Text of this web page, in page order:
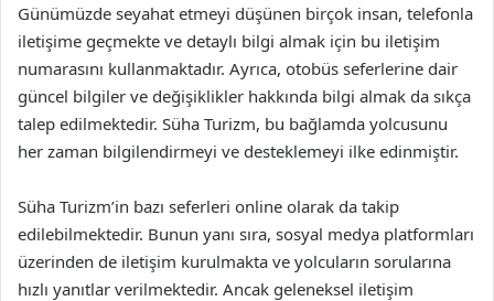
Günümüzde seyahat etmeyi düşünen birçok insan, telefonla
iletişime geçmekte ve detaylı bilgi almak için bu iletişim
numarasını kullanmaktadır. Ayrıca, otobüs seferlerine dair
güncel bilgiler ve değişiklikler hakkında bilgi almak da sıkça
talep edilmektedir. Süha Turizm, bu bağlamda yolcusunu
her zaman bilgilendirmeyi ve desteklemeyi ilke edinmiştir.
Süha Turizm’in bazı seferleri online olarak da takip
edilebilmektedir. Bunun yanı sıra, sosyal medya platformları
üzerinden de iletişim kurulmakta ve yolcuların sorularına
hızlı yanıtlar verilmektedir. Ancak geleneksel iletişim